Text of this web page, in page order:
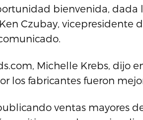
bienvenida,
Czubay, vicepresidente
Michelle Krebs, dijo
los fabricantes fueron
ventas mayores